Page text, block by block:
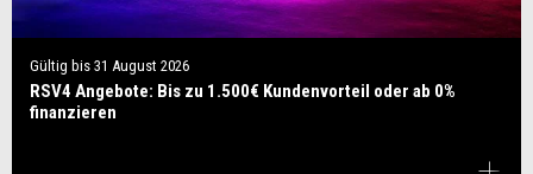
Gültig bis 31 August 2026
RSV4 Angebote: Bis zu 1.500€ Kundenvorteil oder ab 0%
finanzieren